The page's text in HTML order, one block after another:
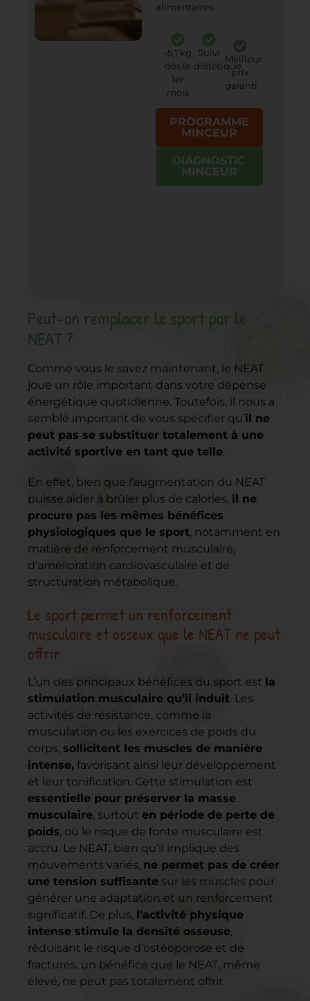
alimentaires.
-5,1 kg
dès le
1er
mois
Suivi
diététique
Meilleur
prix
garanti
PROGRAMME
MINCEUR
DIAGNOSTIC
MINCEUR
Peut-on remplacer le sport par le
NEAT ?
Comme vous le savez maintenant, le NEAT
joue un rôle important dans votre dépense
énergétique quotidienne. Toutefois, il nous a
semblé important de vous spécifier qu’il ne
peut pas se substituer totalement à une
activité sportive en tant que telle.
En effet, bien que l’augmentation du NEAT
puisse aider à brûler plus de calories, il ne
procure pas les mêmes bénéfices
physiologiques que le sport, notamment en
matière de renforcement musculaire,
d’amélioration cardiovasculaire et de
structuration métabolique.
Le sport permet un renforcement
musculaire et osseux que le NEAT ne peut
offrir
L’un des principaux bénéfices du sport est la
stimulation musculaire qu’il induit. Les
activités de résistance, comme la
musculation ou les exercices de poids du
corps, sollicitent les muscles de manière
intense, favorisant ainsi leur développement
et leur tonification. Cette stimulation est
essentielle pour préserver la masse
musculaire, surtout en période de perte de
poids, où le risque de fonte musculaire est
accru. Le NEAT, bien qu’il implique des
mouvements variés, ne permet pas de créer
une tension suffisante sur les muscles pour
générer une adaptation et un renforcement
significatif. De plus, l’activité physique
intense stimule la densité osseuse,
réduisant le risque d’ostéoporose et de
fractures, un bénéfice que le NEAT, même
élevé, ne peut pas totalement offrir.